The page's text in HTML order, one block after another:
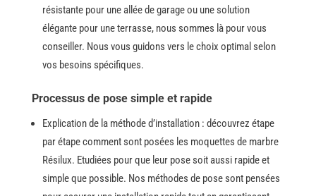
résistante pour une allée de garage ou une solution
élégante pour une terrasse, nous sommes là pour vous
conseiller. Nous vous guidons vers le choix optimal selon
vos besoins spécifiques.
Processus de pose simple et rapide
Explication​‍​‌‍​‍‌ de la méthode d’installation : découvrez étape
par étape comment sont posées les moquettes de marbre
Résilux. Etudiées pour que leur pose soit aussi rapide et
simple que ​‍​‌‍​‍‌possible. Nos méthodes de pose sont pensées